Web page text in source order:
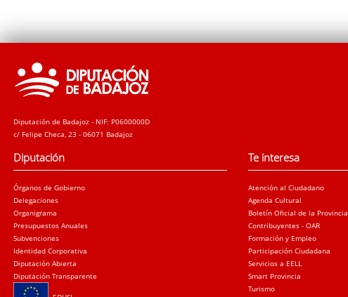
Diputación de Badajoz - NIF: P0600000D
c/ Felipe Checa, 23 - 06071 Badajoz
Diputación
Órganos de Gobierno
Delegaciones
Organigrama
Presupuestos Anuales
Subvenciones
Identidad Corporativa
Diputación Abierta
Diputación Transparente
Te interesa
Atención al Ciudadano
Agenda Cultural
Boletín Oficial de la Provincia
Contribuyentes - OAR
Formación y Empleo
Participación Ciudadana
Servicios a EELL
Smart Provincia
Turismo